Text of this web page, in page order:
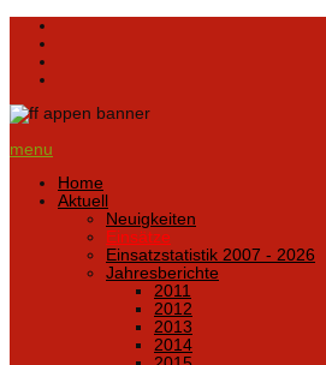
menu
Home
Aktuell
Neuigkeiten
Einsätze
Einsatzstatistik 2007 - 2026
Jahresberichte
2011
2012
2013
2014